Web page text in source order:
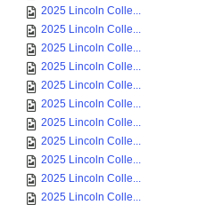
2025 Lincoln Colle...
2025 Lincoln Colle...
2025 Lincoln Colle...
2025 Lincoln Colle...
2025 Lincoln Colle...
2025 Lincoln Colle...
2025 Lincoln Colle...
2025 Lincoln Colle...
2025 Lincoln Colle...
2025 Lincoln Colle...
2025 Lincoln Colle...